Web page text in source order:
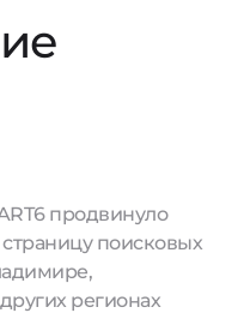
продвинуло
поисковых
регионах